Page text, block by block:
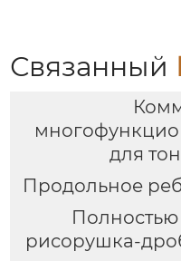
Связанный
для
Продольное
Полностью
рисорушка-